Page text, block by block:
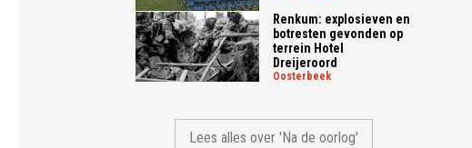
Renkum: explosieven en
botresten gevonden op
terrein Hotel
Dreijeroord
oosterbeek
Lees alles over 'Na de oorlog'